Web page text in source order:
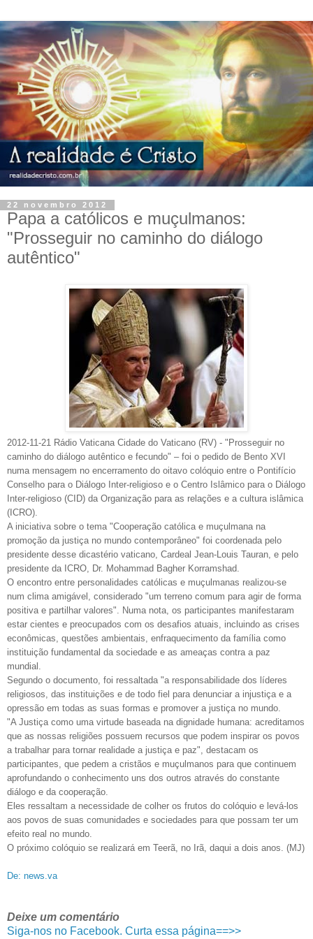
22 novembro 2012
Papa a católicos e muçulmanos:
"Prosseguir no caminho do diálogo
autêntico"
2012-11-21 Rádio Vaticana Cidade do Vaticano (RV) - "Prosseguir no
caminho do diálogo autêntico e fecundo" – foi o pedido de Bento XVI
numa mensagem no encerramento do oitavo colóquio entre o Pontifício
Conselho para o Diálogo Inter-religioso e o Centro Islâmico para o Diálogo
Inter-religioso (CID) da Organização para as relações e a cultura islâmica
(ICRO).
A iniciativa sobre o tema "Cooperação católica e muçulmana na
promoção da justiça no mundo contemporâneo" foi coordenada pelo
presidente desse dicastério vaticano, Cardeal Jean-Louis Tauran, e pelo
presidente da ICRO, Dr. Mohammad Bagher Korramshad.
O encontro entre personalidades católicas e muçulmanas realizou-se
num clima amigável, considerado "um terreno comum para agir de forma
positiva e partilhar valores". Numa nota, os participantes manifestaram
estar cientes e preocupados com os desafios atuais, incluindo as crises
econômicas, questões ambientais, enfraquecimento da família como
instituição fundamental da sociedade e as ameaças contra a paz
mundial.
Segundo o documento, foi ressaltada "a responsabilidade dos líderes
religiosos, das instituições e de todo fiel para denunciar a injustiça e a
opressão em todas as suas formas e promover a justiça no mundo.
"A Justiça como uma virtude baseada na dignidade humana: acreditamos
que as nossas religiões possuem recursos que podem inspirar os povos
a trabalhar para tornar realidade a justiça e paz", destacam os
participantes, que pedem a cristãos e muçulmanos para que continuem
aprofundando o conhecimento uns dos outros através do constante
diálogo e da cooperação.
Eles ressaltam a necessidade de colher os frutos do colóquio e levá-los
aos povos de suas comunidades e sociedades para que possam ter um
efeito real no mundo.
O próximo colóquio se realizará em Teerã, no Irã, daqui a dois anos. (MJ)
De: news.va
Deixe um comentário
Siga-nos no Facebook. Curta essa página==>>